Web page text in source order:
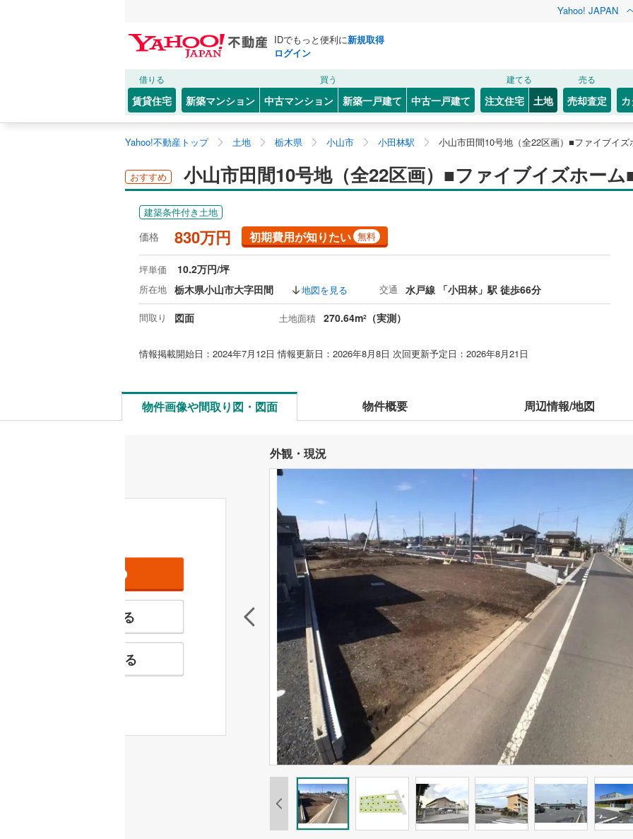
Yahoo! JAPAN
IDでもっと便利に新規取得
ログイン
借りる
賃貸住宅
買う
新築マンション 中古マンション 新築一戸建て 中古一戸建て
建てる
注文住宅 土地
売る
売却査定
Yahoo!不動産トップ 土地 栃木県 小山市 小田林駅 小山市田間10号地（全22区画）■ファイブイズ
おすすめ 小山市田間10号地（全22区画）■ファイブイズホーム
建築条件付き土地
価格 830万円 初期費用が知りたい 無料
坪単価 10.2万円/坪
所在地 栃木県小山市大字田間 地図を見る 交通 水戸線 「小田林」駅 徒歩66分
間取り 図面 土地面積 270.64m2 （実測）
情報掲載開始日：2024年7月12日 情報更新日：2026年8月8日 次回更新予定日：2026年8月21日
物件画像や間取り図・図面 物件概要 周辺情報/地図
外観・現況
特徴の似た物件を見る
お気に入りに追加する